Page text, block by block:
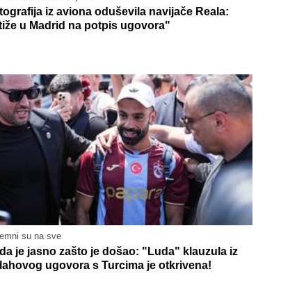
iz aviona oduševila navijače Reala:
u Madrid na potpis ugovora"
su na sve
je jasno zašto je došao: "Luda" klauzula iz
ugovora s Turcima je otkrivena!